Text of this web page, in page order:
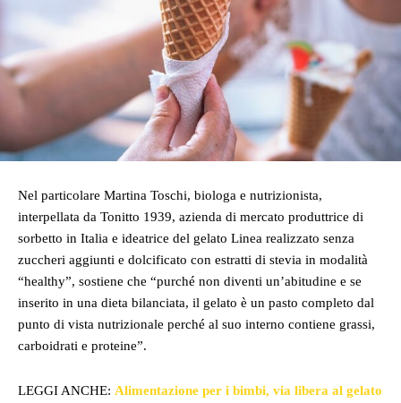
Nel particolare Martina Toschi, biologa e nutrizionista,
interpellata da Tonitto 1939, azienda di mercato produttrice di
sorbetto in Italia e ideatrice del gelato Linea realizzato senza
zuccheri aggiunti e dolcificato con estratti di stevia in modalità
“healthy”, sostiene che “purché non diventi un’abitudine e se
inserito in una dieta bilanciata, il gelato è un pasto completo dal
punto di vista nutrizionale perché al suo interno contiene grassi,
carboidrati e proteine”.
LEGGI ANCHE: Alimentazione per i bimbi, via libera al gelato